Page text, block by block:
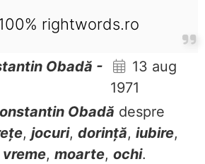
rightwords.ro
Obadă -
13 aug
1971
Obadă despre
, jocuri, dorință, iubire,
vreme, moarte, ochi.